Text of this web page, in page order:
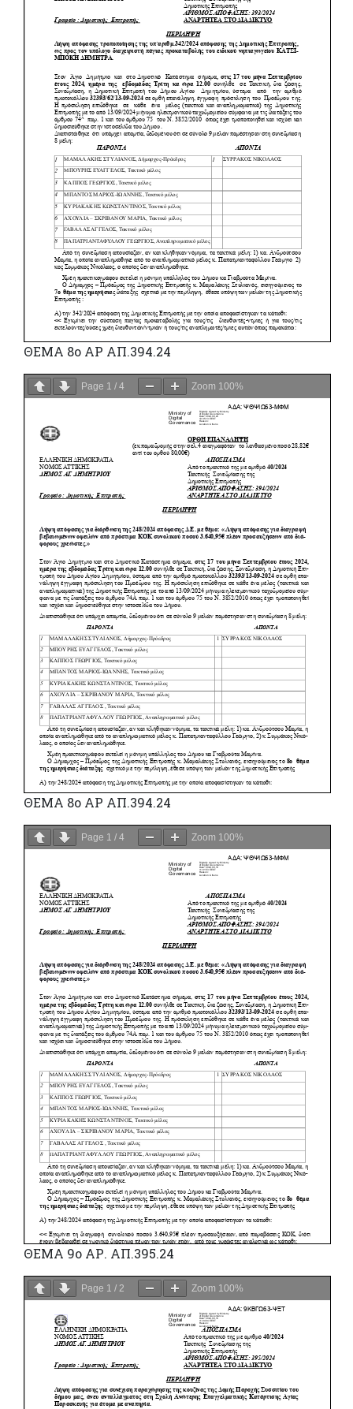
ΘΕΜΑ 8ο ΑΡ ΑΠ.394.24
Page 1 / 4 Zoom 100%
ΘΕΜΑ 8ο ΑΡ ΑΠ.394.24
Page 1 / 4 Zoom 100%
ΘΕΜΑ 9ο ΑΡ. ΑΠ.395.24
Page 1 / 2 Zoom 100%